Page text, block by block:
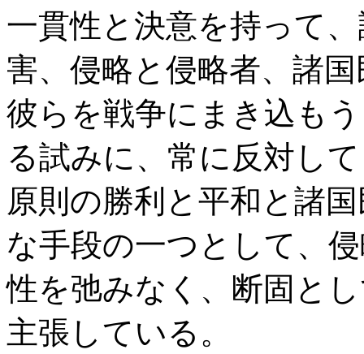
一貫性と決意を持って
害、侵略と侵略者、諸
彼らを戦争にまき込も
る試みに、常に反対し
原則の勝利と平和と諸
な手段の一つとして、
性を弛みなく、断固と
主張している。